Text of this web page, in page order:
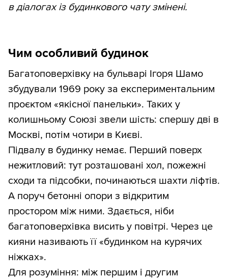
в діалогах із будинкового чату змінені.
Чим особливий будинок
Багатоповерхівку на бульварі Ігоря Шамо
збудували 1969 року за експериментальним
проєктом «якісної панельки». Таких у
колишньому Союзі звели шість: спершу дві в
Москві, потім чотири в Києві.
Підвалу в будинку немає. Перший поверх
нежитловий: тут розташовані хол, пожежні
сходи та підсобки, починаються шахти ліфтів.
А поруч бетонні опори з відкритим
простором між ними. Здається, ніби
багатоповерхівка висить у повітрі. Через це
кияни називають її «будинком на курячих
ніжках».
Для розуміння: між першим і другим